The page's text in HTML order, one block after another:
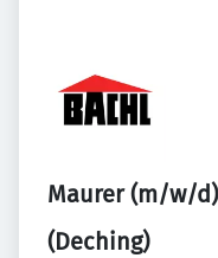
Maurer (m/w/
(Deching)